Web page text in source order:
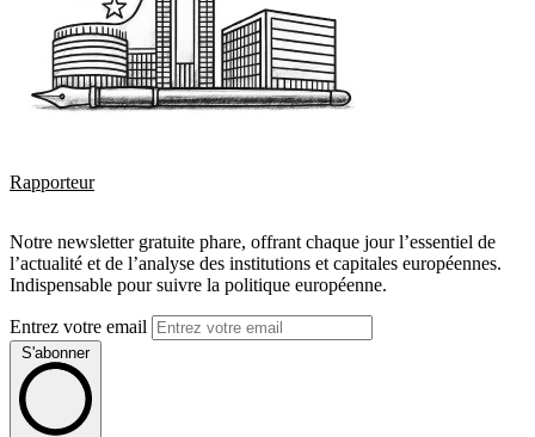
Rapporteur
Notre newsletter gratuite phare, offrant chaque jour l’essentiel de
l’actualité et de l’analyse des institutions et capitales européennes.
Indispensable pour suivre la politique européenne.
Entrez votre email
S'abonner